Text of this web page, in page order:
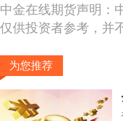
中金在线期货声明：
仅供投资者参考，并
为您推荐